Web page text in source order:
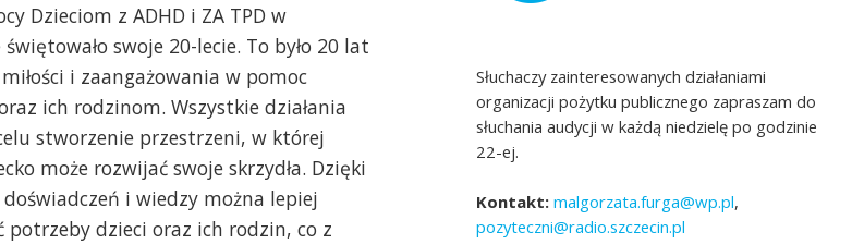
Dzieciom z ADHD i ZA TPD w
świętowało swoje 20-lecie. To było 20 lat
i zaangażowania w pomoc
ich rodzinom. Wszystkie działania
stworzenie przestrzeni, w której
może rozwijać swoje skrzydła. Dzięki
i wiedzy można lepiej
potrzeby dzieci oraz ich rodzin, co z
Słuchaczy zainteresowanych działaniami
organizacji pożytku publicznego zapraszam do
słuchania audycji w każdą niedzielę po godzinie
22-ej.
Kontakt: malgorzata.furga@wp.pl,
pozyteczni@radio.szczecin.pl